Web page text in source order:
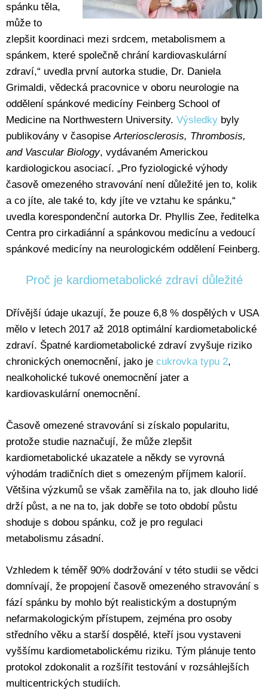
spánku těla,
může to
zlepšit koordinaci mezi srdcem, metabolismem a
spánkem, které společně chrání kardiovaskulární
zdraví,“ uvedla první autorka studie, Dr. Daniela
Grimaldi, vědecká pracovnice v oboru neurologie na
oddělení spánkové medicíny Feinberg School of
Medicine na Northwestern University. Výsledky byly
publikovány v časopiseArteriosclerosis, Thrombosis,
and Vascular Biology, vydávaném Americkou
kardiologickou asociací. „Pro fyziologické výhody
časově omezeného stravování není důležité jen to, kolik
a co jíte, ale také to, kdy jíte ve vztahu ke spánku,“
uvedla korespondenční autorka Dr. Phyllis Zee, ředitelka
Centra pro cirkadiánní a spánkovou medicínu a vedoucí
spánkové medicíny na neurologickém oddělení Feinberg.
Proč je kardiometabolické zdraví důležité
Dřívější údaje ukazují, že pouze 6,8 % dospělých v USA
mělo v letech 2017 až 2018 optimální kardiometabolické
zdraví. Špatné kardiometabolické zdraví zvyšuje riziko
chronických onemocnění, jako je cukrovka typu 2,
nealkoholické tukové onemocnění jater a
kardiovaskulární onemocnění.
Časově omezené stravování si získalo popularitu,
protože studie naznačují, že může zlepšit
kardiometabolické ukazatele a někdy se vyrovná
výhodám tradičních diet s omezeným příjmem kalorií.
Většina výzkumů se však zaměřila na to, jak dlouho lidé
drží půst, a ne na to, jak dobře se toto období půstu
shoduje s dobou spánku, což je pro regulaci
metabolismu zásadní.
Vzhledem k téměř 90% dodržování v této studii se vědci
domnívají, že propojení časově omezeného stravování s
fází spánku by mohlo být realistickým a dostupným
nefarmakologickým přístupem, zejména pro osoby
středního věku a starší dospělé, kteří jsou vystaveni
vyššímu kardiometabolickému riziku. Tým plánuje tento
protokol zdokonalit a rozšířit testování v rozsáhlejších
multicentrických studiích.